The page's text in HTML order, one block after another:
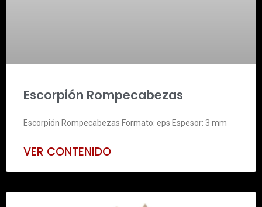
Escorpión Rompecabezas
Escorpión Rompecabezas Formato: eps Espesor: 3 mm
VER CONTENIDO